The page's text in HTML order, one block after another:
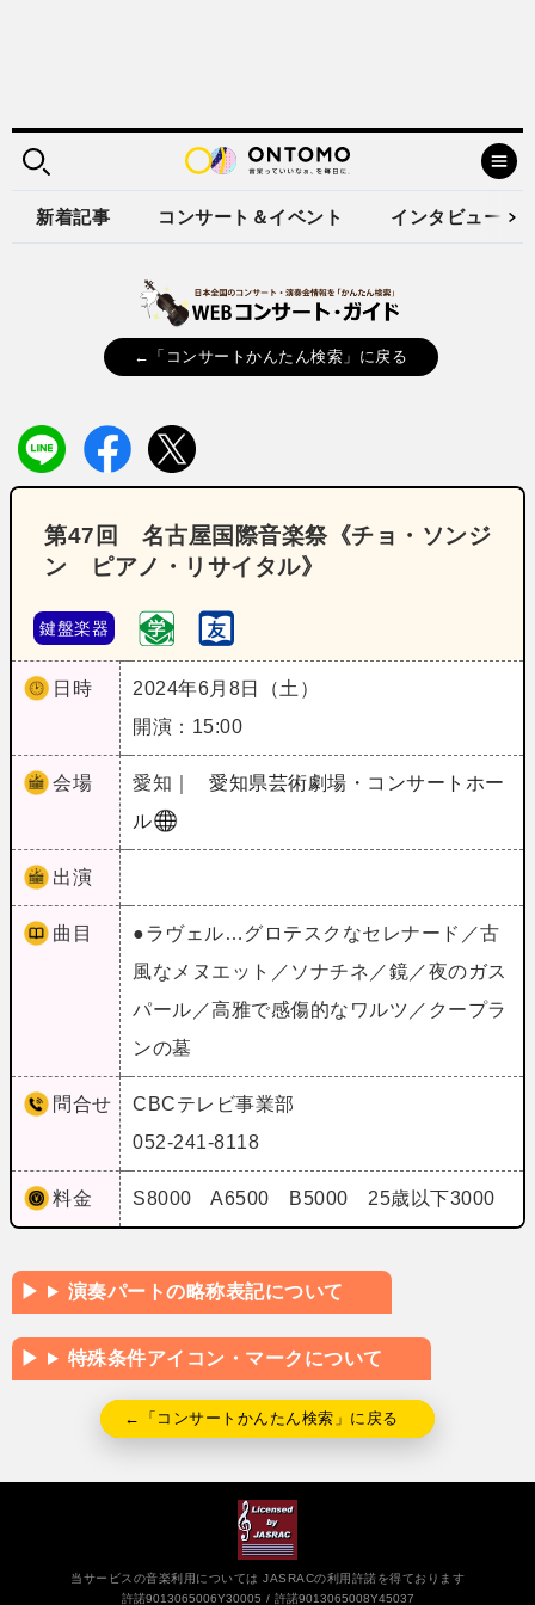
新着記事 コンサート＆イベント インタビュー
←「コンサートかんたん検索」に戻る
第47回 名古屋国際音楽祭《チョ・ソンジ
ン ピアノ・リサイタル》
鍵盤楽器
日時
2024年6月8日（土）
開演：15:00
会場 愛知｜
愛知県芸術劇場・コンサートホー
ル
出演
曲目
●ラヴェル…グロテスクなセレナード／古
風なメヌエット／ソナチネ／鏡／夜のガス
パール／高雅で感傷的なワルツ／クープラ
ンの墓
問合せ
CBCテレビ事業部
052-241-8118
料金 S8000 A6500 B5000 25歳以下3000
演奏パートの略称表記について
特殊条件アイコン・マークについて
←「コンサートかんたん検索」に戻る
当サービスの音楽利用については JASRACの利用許諾を得ております
許諾9013065006Y30005
許諾9013065008Y45037